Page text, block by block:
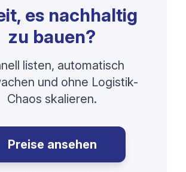
es nachhaltig
zu bauen?
listen, automatisch
und ohne Logistik-
Chaos skalieren.
Preise ansehen